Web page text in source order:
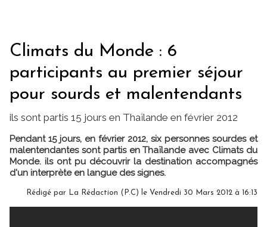
Climats du Monde : 6
participants au premier séjour
pour sourds et malentendants
ils sont partis 15 jours en Thaïlande en février 2012
Pendant 15 jours, en février 2012, six personnes sourdes et
malentendantes sont partis en Thaïlande avec Climats du
Monde. ils ont pu découvrir la destination accompagnés
d'un interprète en langue des signes.
Rédigé par La Rédaction (P.C) le Vendredi 30 Mars 2012 à 16:13